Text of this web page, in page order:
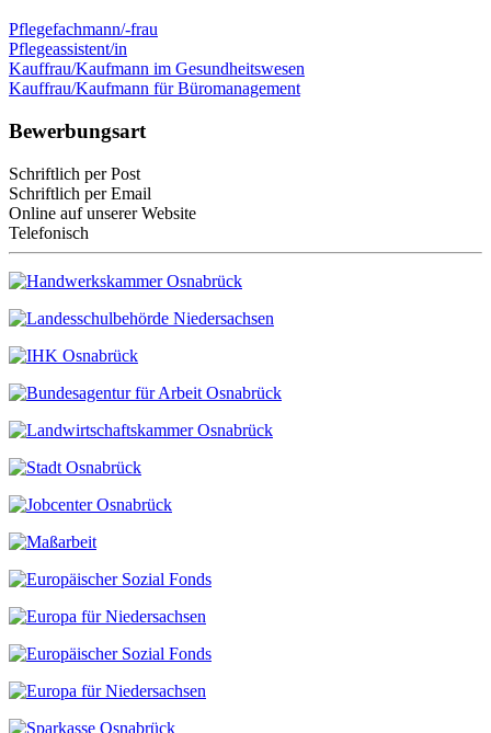
Pflegefachmann/-frau
Pflegeassistent/in
Kauffrau/Kaufmann im Gesundheitswesen
Kauffrau/Kaufmann für Büromanagement
Bewerbungsart
Schriftlich per Post
Schriftlich per Email
Online auf unserer Website
Telefonisch